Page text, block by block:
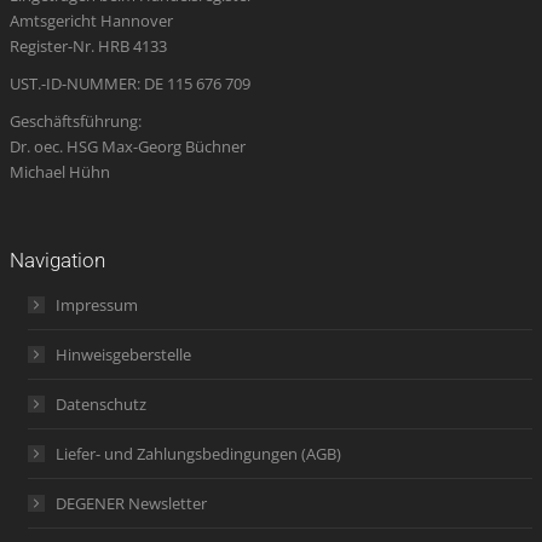
windowwindowwindow
new
window
Amtsgericht Hannover
Register-Nr. HRB 4133
UST.-ID-NUMMER: DE 115 676 709
Geschäftsführung:
Dr. oec. HSG Max-Georg Büchner
Michael Hühn
Navigation
Impressum
Hinweisgeberstelle
Datenschutz
Liefer- und Zahlungsbedingungen (AGB)
DEGENER Newsletter